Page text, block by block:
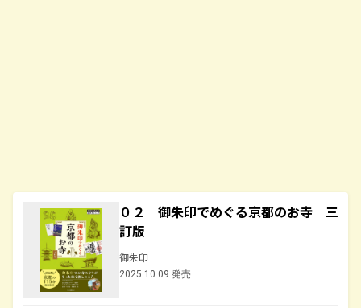
０２ 御朱印でめぐる京都のお寺 三
訂版
御朱印
2025.10.09 発売